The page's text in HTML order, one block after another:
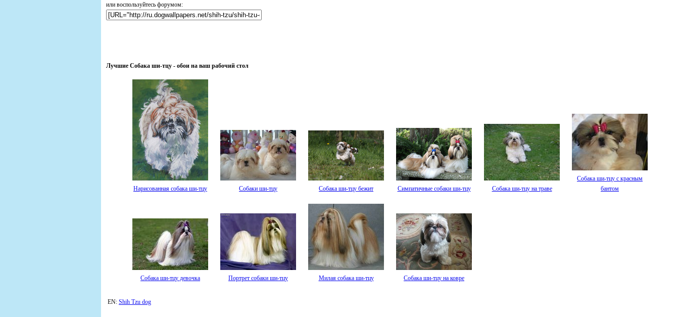
или воспользуйтесь форумом:
Лучшие Собака ши-тцу - обои на ваш рабочий стол
Нарисованная собака ши-тцу Собаки ши-тцу Собака ши-тцу бежит Симпатичные собаки ши-тцу Собака ши-тцу на траве
Собака ши-тцу с красным
бантом
Собака ши-тцу девочка Портрет собаки ши-тцу Милая собака ши-тцу Собака ши-тцу на ковре
EN: Shih Tzu dog